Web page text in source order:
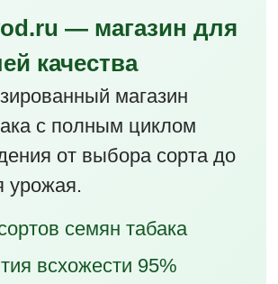
— магазин для
качества
магазин
с полным циклом
от выбора сорта до
урожая.
семян табака
всхожести 95%